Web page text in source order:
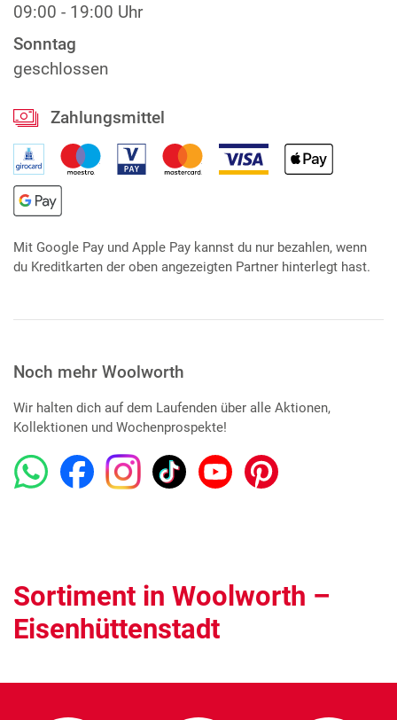
09:00 - 19:00 Uhr
Sonntag
geschlossen
Zahlungsmittel
Mit Google Pay und Apple Pay kannst du nur bezahlen, wenn
du Kreditkarten der oben angezeigten Partner hinterlegt hast.
Noch mehr Woolworth
Wir halten dich auf dem Laufenden über alle Aktionen,
Kollektionen und Wochenprospekte!
Sortiment in Woolworth –
Eisenhüttenstadt